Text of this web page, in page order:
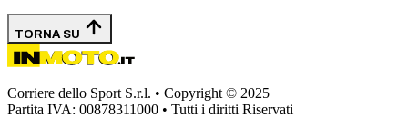
TORNA SU
Corriere dello Sport S.r.l. • Copyright © 2025
Partita IVA: 00878311000 • Tutti i diritti Riservati